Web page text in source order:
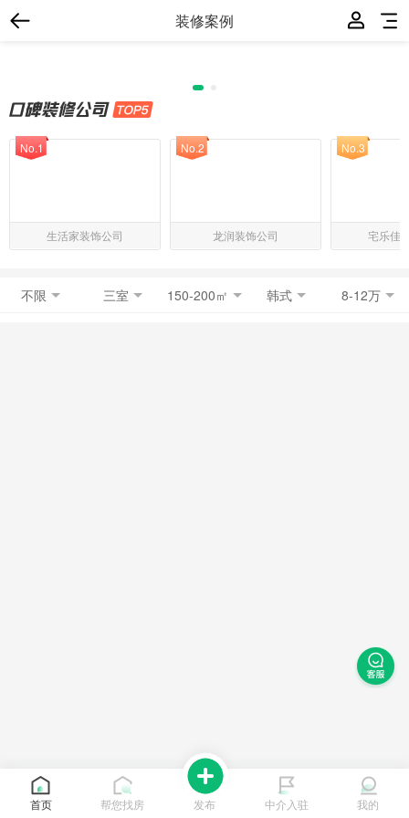
装修案例
生活家装饰公司
No.1
龙润装饰公司
No.2
宅乐佳
No.3
不限 三室 150-200㎡ 韩式 8-12万
首页 帮您找房 发布 中介入驻 我的